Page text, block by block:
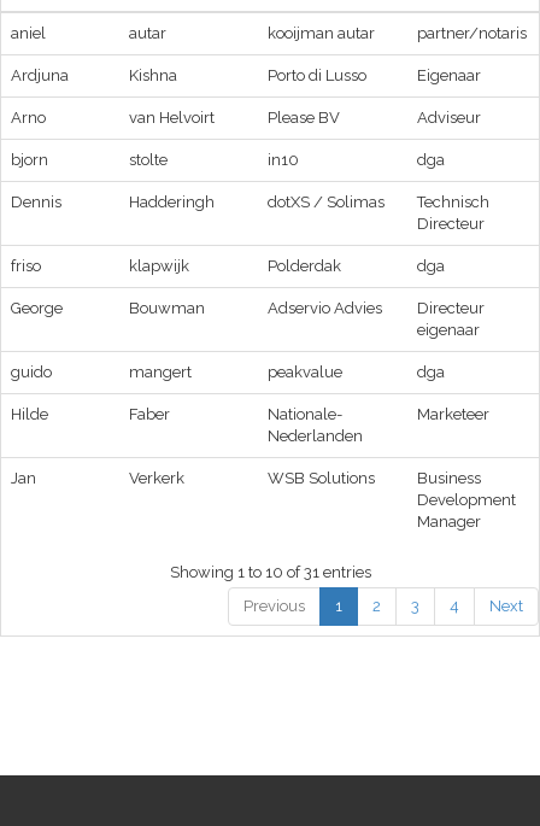
aniel autar kooijman autar partner/notaris
Ardjuna Kishna Porto di Lusso Eigenaar
Arno van Helvoirt Please BV Adviseur
bjorn stolte in10 dga
Dennis Hadderingh dotXS / Solimas
Technisch
Directeur
friso klapwijk Polderdak dga
George Bouwman Adservio Advies
Directeur
eigenaar
guido mangert peakvalue dga
Hilde Faber
Nationale-
Nederlanden
Marketeer
Jan Verkerk WSB Solutions
Business
Development
Manager
Showing 1 to 10 of 31 entries
Previous
1 2 3 4 Next